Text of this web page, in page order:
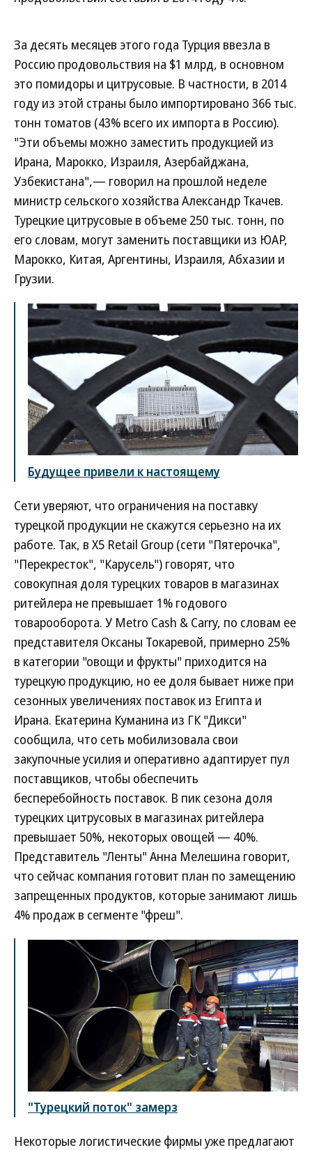
За десять месяцев этого года Турция ввезла в
Россию продовольствия на $1 млрд, в основном
это помидоры и цитрусовые. В частности, в 2014
году из этой страны было импортировано 366 тыс.
тонн томатов (43% всего их импорта в Россию).
"Эти объемы можно заместить продукцией из
Ирана, Марокко, Израиля, Азербайджана,
Узбекистана",— говорил на прошлой неделе
министр сельского хозяйства Александр Ткачев.
Турецкие цитрусовые в объеме 250 тыс. тонн, по
его словам, могут заменить поставщики из ЮАР,
Марокко, Китая, Аргентины, Израиля, Абхазии и
Грузии.
Будущее привели к настоящему
Сети уверяют, что ограничения на поставку
турецкой продукции не скажутся серьезно на их
работе. Так, в Х5 Retail Group (сети "Пятерочка",
"Перекресток", "Карусель") говорят, что
совокупная доля турецких товаров в магазинах
ритейлера не превышает 1% годового
товарооборота. У Metro Cash & Carry, по словам ее
представителя Оксаны Токаревой, примерно 25%
в категории "овощи и фрукты" приходится на
турецкую продукцию, но ее доля бывает ниже при
сезонных увеличениях поставок из Египта и
Ирана. Екатерина Куманина из ГК "Дикси"
сообщила, что сеть мобилизовала свои
закупочные усилия и оперативно адаптирует пул
поставщиков, чтобы обеспечить
бесперебойность поставок. В пик сезона доля
турецких цитрусовых в магазинах ритейлера
превышает 50%, некоторых овощей — 40%.
Представитель "Ленты" Анна Мелешина говорит,
что сейчас компания готовит план по замещению
запрещенных продуктов, которые занимают лишь
4% продаж в сегменте "фреш".
"Турецкий поток" замерз
Некоторые логистические фирмы уже предлагают